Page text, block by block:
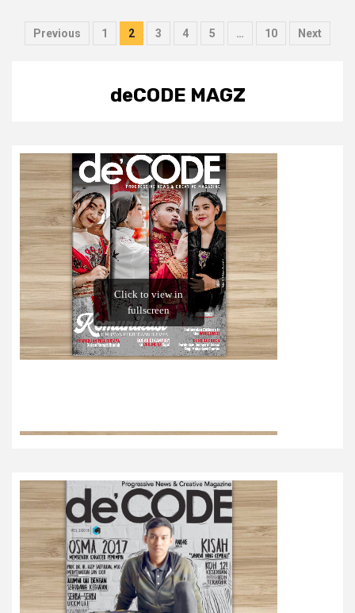
Posts
Previous 1 2 3 4 5 … 10 Next
deCODE MAGZ